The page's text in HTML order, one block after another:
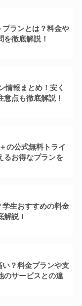
ランとは？料金や
徹底解説！
情報まとめ！安く
点も徹底解説！
の公式無料トライ
るお得なプランを
生おすすめの料金
解説！
？料金プランや支
のサービスとの違